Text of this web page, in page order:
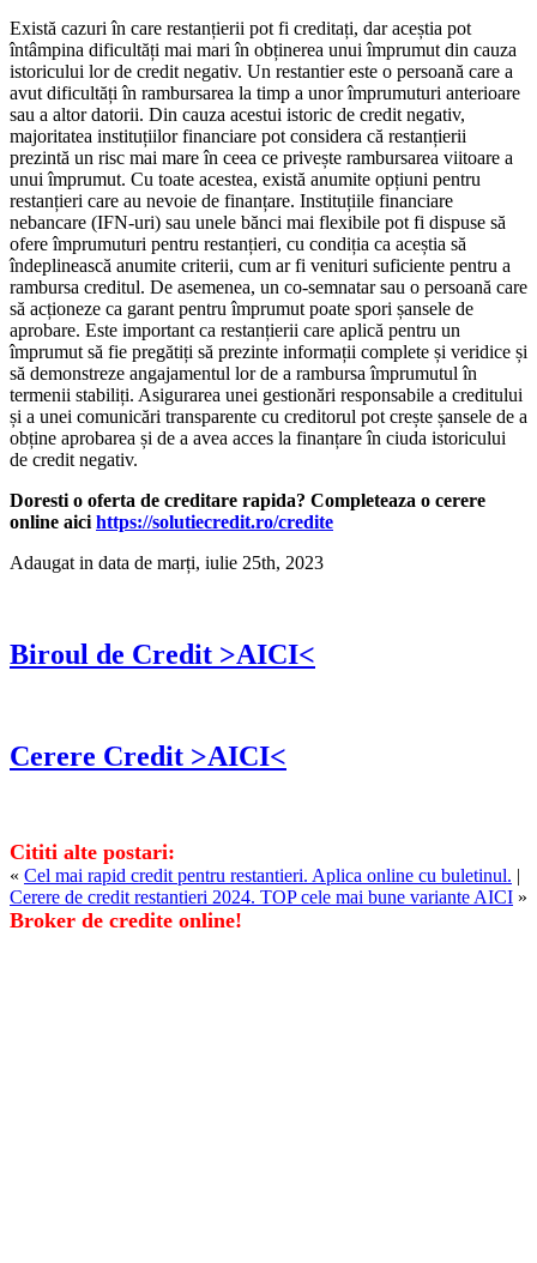
Există cazuri în care restanțierii pot fi creditați, dar aceștia pot
întâmpina dificultăți mai mari în obținerea unui împrumut din cauza
istoricului lor de credit negativ. Un restantier este o persoană care a
avut dificultăți în rambursarea la timp a unor împrumuturi anterioare
sau a altor datorii. Din cauza acestui istoric de credit negativ,
majoritatea instituțiilor financiare pot considera că restanțierii
prezintă un risc mai mare în ceea ce privește rambursarea viitoare a
unui împrumut. Cu toate acestea, există anumite opțiuni pentru
restanțieri care au nevoie de finanțare. Instituțiile financiare
nebancare (IFN-uri) sau unele bănci mai flexibile pot fi dispuse să
ofere împrumuturi pentru restanțieri, cu condiția ca aceștia să
îndeplinească anumite criterii, cum ar fi venituri suficiente pentru a
rambursa creditul. De asemenea, un co-semnatar sau o persoană care
să acționeze ca garant pentru împrumut poate spori șansele de
aprobare. Este important ca restanțierii care aplică pentru un
împrumut să fie pregătiți să prezinte informații complete și veridice și
să demonstreze angajamentul lor de a rambursa împrumutul în
termenii stabiliți. Asigurarea unei gestionări responsabile a creditului
și a unei comunicări transparente cu creditorul pot crește șansele de a
obține aprobarea și de a avea acces la finanțare în ciuda istoricului
de credit negativ.
Doresti o oferta de creditare rapida? Completeaza o cerere
online aicihttps://solutiecredit.ro/credite
Adaugat in data de marți, iulie 25th, 2023
Biroul de Credit >AICI<
Cerere Credit >AICI<
Cititi alte postari:
« Cel mai rapid credit pentru restantieri. Aplica online cu buletinul. |
Cerere de credit restantieri 2024. TOP cele mai bune variante AICI »
Broker de credite online!